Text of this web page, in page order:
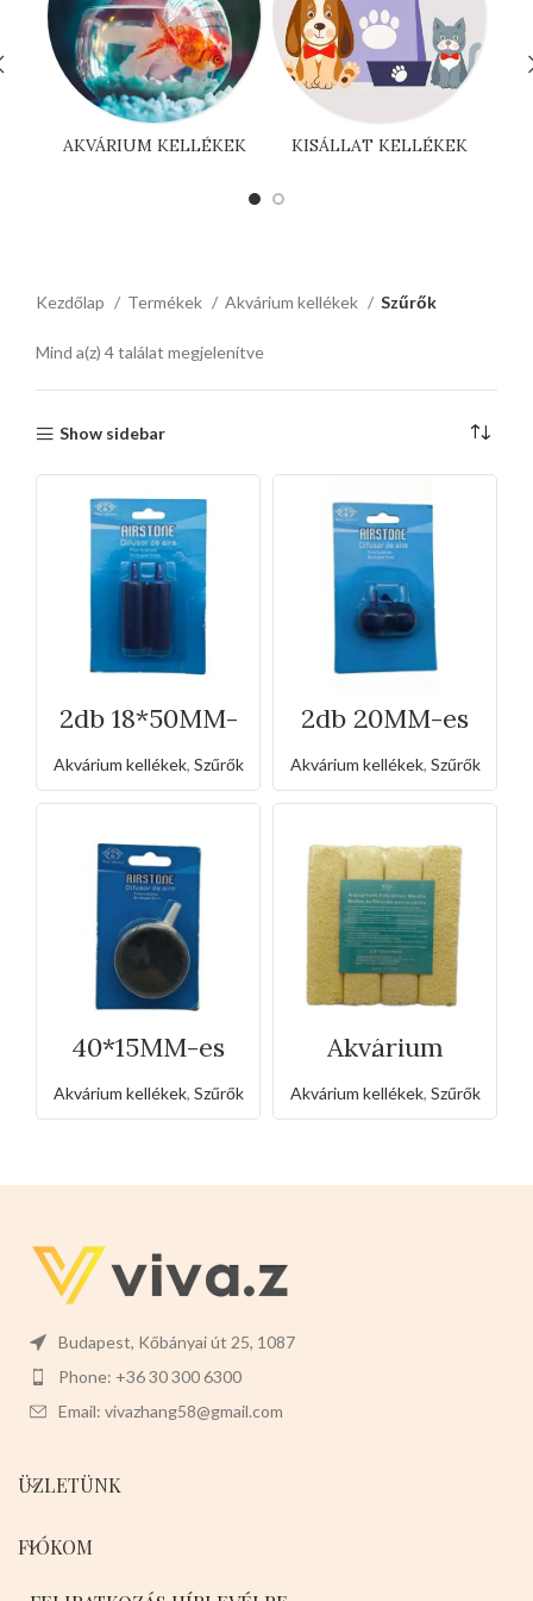
AKVÁRIUM KELLÉKEK KISÁLLAT KELLÉKEK
Kezdőlap Termékek Akvárium kellékek Szűrők
Mind a(z) 4 találat megjelenítve
Show sidebar
2db 18*50MM-
es oxigén
homokkő
Akvárium kellékek, Szűrők
2db 20MM-es
légkő
Akvárium kellékek, Szűrők
40*15MM-es
oxigén
homokkő
Akvárium kellékek, Szűrők
Akvárium
szűrőanyag
rúd-8db
Akvárium kellékek, Szűrők
Budapest, Kőbányai út 25, 1087
Phone: +36 30 300 6300
Email: vivazhang58@gmail.com
ÜZLETÜNK
FIÓKOM